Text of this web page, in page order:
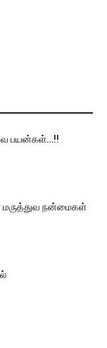
பயன்கள்…!!
நன்மைகள்